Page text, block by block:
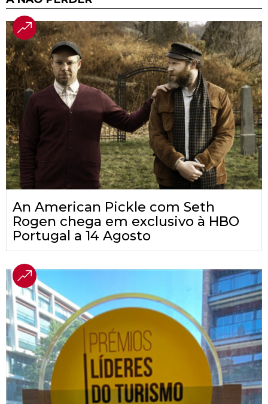
An American Pickle com Seth
Rogen chega em exclusivo à HBO
Portugal a 14 Agosto